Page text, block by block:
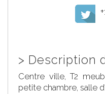
> Description
Centre ville, T2
petite chambre, salle